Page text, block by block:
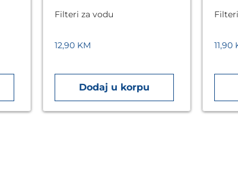
Filteri za vodu
12,90 KM
Dodaj u korpu
11,90